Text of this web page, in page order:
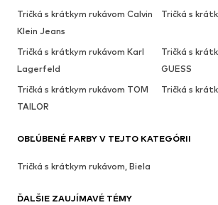
Tričká s krátkym rukávom Calvin
Klein Jeans
Tričká s
Tričká s krátkym rukávom Karl
Lagerfeld
Tričká s
GUESS
Tričká s krátkym rukávom TOM
TAILOR
Tričká s
OBĽÚBENÉ FARBY V TEJTO KATEGÓRII
Tričká s krátkym rukávom, Biela
ĎALŠIE ZAUJÍMAVÉ TÉMY